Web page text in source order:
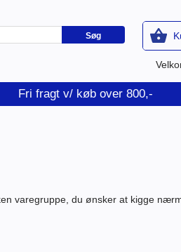
Fri fragt v/ køb over 800,-
varegruppe, du ønsker at kigge